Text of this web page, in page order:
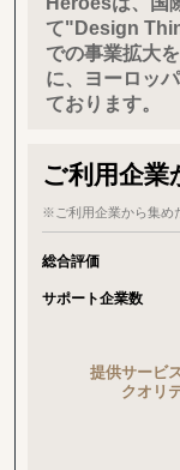
東南アジア圏に特
旬なクライアント
提供サービス：
■海外市場調査業務
取引先信用調査 (シ
■経営コンサルティ
各種取引に伴う国
契約書Review（及
現地人事・労務コン
ASEAN M&A”独占”
M&A Daily News運
■法人設立・会計サ
現地法人運営支援
て"Design
での事業拡大
に、ヨーロッ
ております。
ご利用企業
※ご利用企業から集め
総合評価
サポート企業数